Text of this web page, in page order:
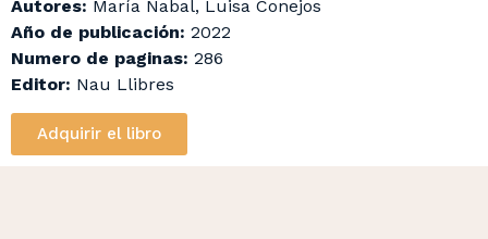
Autores: María Nabal, Luisa Conejos
Año de publicación: 2022
Numero de paginas: 286
Editor: Nau Llibres
Adquirir el libro